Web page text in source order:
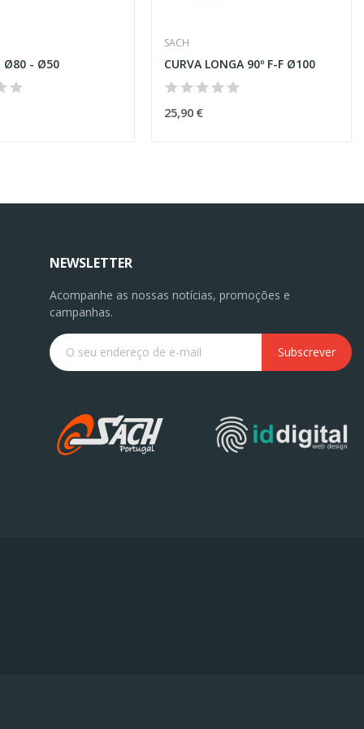
Ø80 - Ø50
SACH
CURVA LONGA 90º F-F Ø100
25,90 €
NEWSLETTER
Acompanhe as nossas notícias, promoções e
campanhas.
Subscrever